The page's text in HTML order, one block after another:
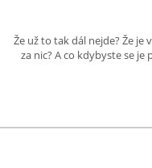
content
Že už to tak dál nejde? Že
za nic? A co kdybyste se